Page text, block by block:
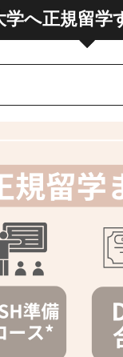
学へ正規留学